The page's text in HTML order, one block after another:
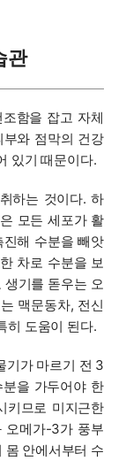
관
함을 잡고 자체
와 점막의 건강
있기 때문이다.
하는 것이다. 하
모든 세포가 활
해 수분을 빼앗
차로 수분을 보
기를 돋우는 오
맥문동차, 전신
히 도움이 된다.
기가 마르기 전 3
을 가두어야 한
키므로 미지근한
오메가-3가 풍부
몸 안에서부터 수